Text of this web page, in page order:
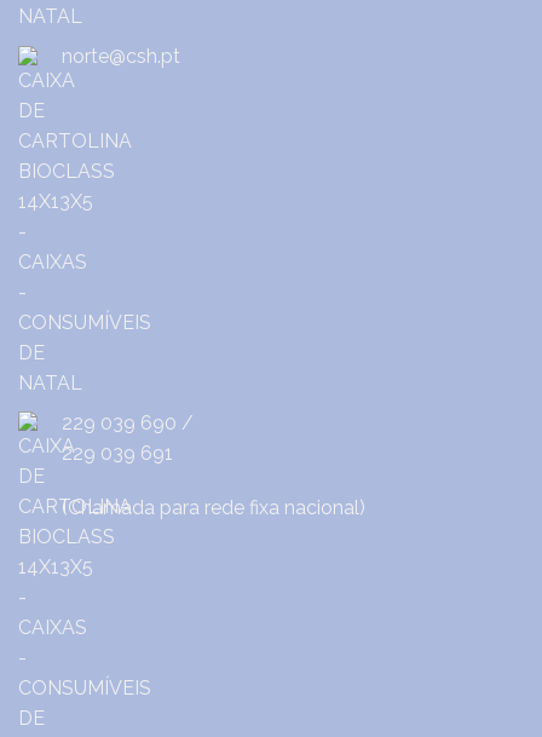
norte@csh.pt
229 039 690 /
229 039 691
(Chamada para rede fixa nacional)